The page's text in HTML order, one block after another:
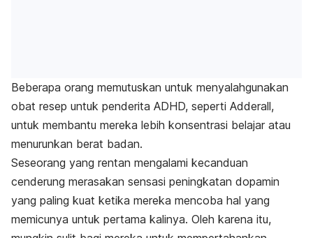
Beberapa orang memutuskan untuk menyalahgunakan
obat resep untuk penderita ADHD, seperti Adderall,
untuk membantu mereka lebih konsentrasi belajar atau
menurunkan berat badan.
Seseorang yang rentan mengalami kecanduan
cenderung merasakan sensasi peningkatan dopamin
yang paling kuat ketika mereka mencoba hal yang
memicunya untuk pertama kalinya. Oleh karena itu,